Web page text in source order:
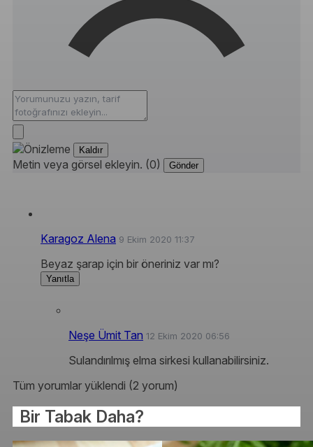
Kaldır
Metin veya görsel ekleyin. (0) Gönder
Karagoz Alena 9 Ekim 2020 11:37
Beyaz şarap için bir öneriniz var mı?
Yanıtla
Neşe Ümit Tan 12 Ekim 2020 06:56
Sulandırılmış elma sirkesi kullanabilirsiniz.
Tüm yorumlar yüklendi (2 yorum)
Bir Tabak Daha?